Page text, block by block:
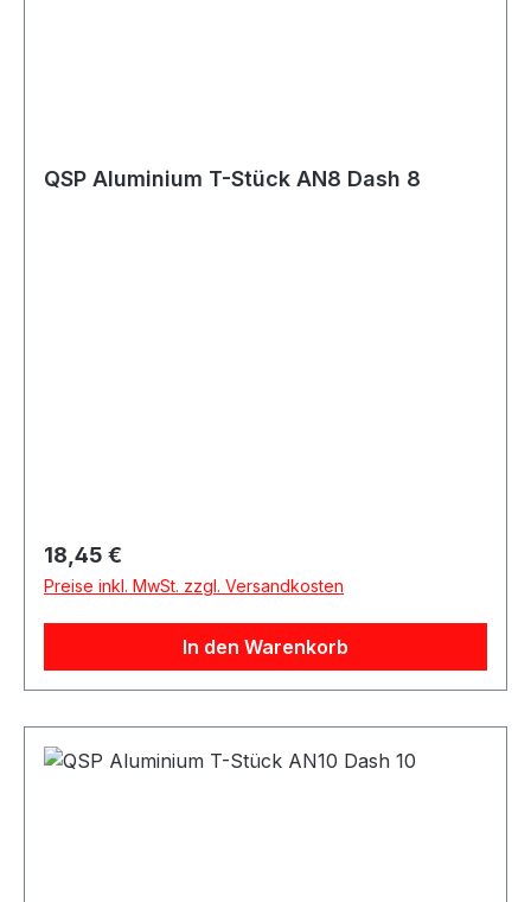
QSP Aluminium T-Stück AN8 Dash 8
Regulärer Preis:
18,45 €
Preise inkl. MwSt. zzgl. Versandkosten
In den Warenkorb